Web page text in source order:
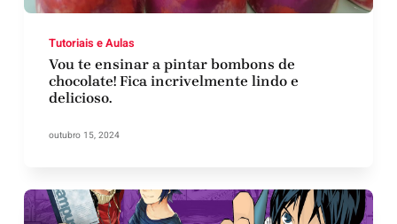
Tutoriais e Aulas
Vou te ensinar a pintar bombons de
chocolate! Fica incrivelmente lindo e
delicioso.
outubro 15, 2024